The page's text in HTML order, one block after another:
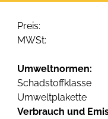
Preis:
MWSt:
Umweltnormen:
Schadstoffklasse
Umweltplakette
Verbrauch und